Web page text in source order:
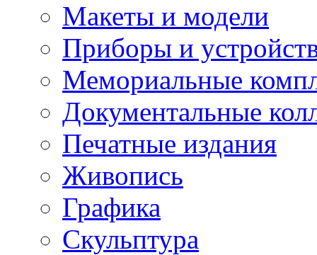
Макеты и модели
Приборы и
Мемориальные
Документальные
Печатные издания
Живопись
Графика
Скульптура